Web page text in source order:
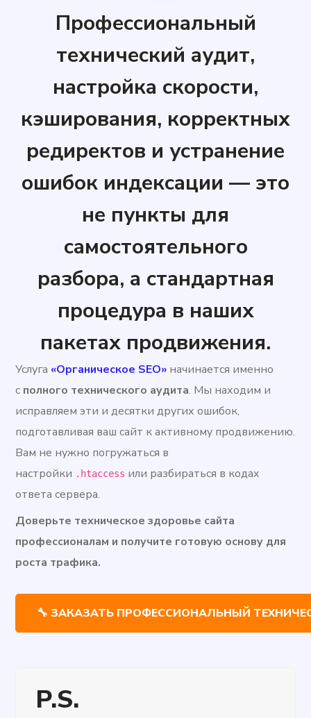
Профессиональный
технический аудит,
настройка скорости,
кэширования, корректных
редиректов и устранение
ошибок индексации — это
не пункты для
самостоятельного
разбора, а стандартная
процедура в наших
пакетах продвижения.
Услуга «Органическое SEO» начинается именно
с полного технического аудита. Мы находим и
исправляем эти и десятки других ошибок,
подготавливая ваш сайт к активному продвижению.
Вам не нужно погружаться в
настройки .htaccess или разбираться в кодах
ответа сервера.
Доверьте техническое здоровье сайта
профессионалам и получите готовую основу для
роста трафика.
🔧 ЗАКАЗАТЬ ПРОФЕССИОНАЛЬНЫЙ
P.S.